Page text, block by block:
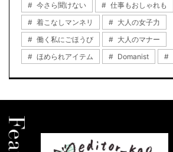
今さら聞けない 仕事もおしゃれも
着こなしマンネリ
大人の女子力
働く私にごほうび
大人のマナー
ほめられアイテム
Domanist